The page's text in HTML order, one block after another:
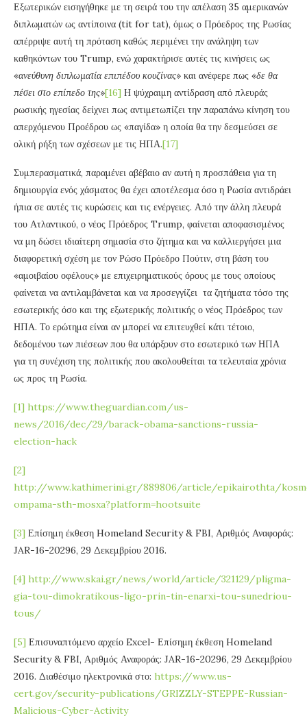
Εξωτερικών εισηγήθηκε με τη σειρά του την απέλαση 35 αμερικανών
διπλωματών ως αντίποινα (tit for tat), όμως ο Πρόεδρος της Ρωσίας
απέρριψε αυτή τη πρόταση καθώς περιμένει την ανάληψη των
καθηκόντων του Trump, ενώ χαρακτήρισε αυτές τις κινήσεις ως
«ανεύθυνη διπλωματία επιπέδου κουζίνας» και ανέφερε πως «δε θα
πέσει στο επίπεδο της»[16] Η ψύχραιμη αντίδραση από πλευράς
ρωσικής ηγεσίας δείχνει πως αντιμετωπίζει την παραπάνω κίνηση του
απερχόμενου Προέδρου ως «παγίδα» η οποία θα την δεσμεύσει σε
ολική ρήξη των σχέσεων με τις ΗΠΑ.[17]
Συμπερασματικά, παραμένει αβέβαιο αν αυτή η προσπάθεια για τη
δημιουργία ενός χάσματος θα έχει αποτέλεσμα όσο η Ρωσία αντιδράει
ήπια σε αυτές τις κυρώσεις και τις ενέργειες. Από την άλλη πλευρά
του Ατλαντικού, ο νέος Πρόεδρος Trump, φαίνεται αποφασισμένος
να μη δώσει ιδιαίτερη σημασία στο ζήτημα και να καλλιεργήσει μια
διαφορετική σχέση με τον Ρώσο Πρόεδρο Πούτιν, στη βάση του
«αμοιβαίου οφέλους» με επιχειρηματικούς όρους με τους οποίους
φαίνεται να αντιλαμβάνεται και να προσεγγίζει τα ζητήματα τόσο της
εσωτερικής όσο και της εξωτερικής πολιτικής ο νέος Πρόεδρος των
ΗΠΑ. Το ερώτημα είναι αν μπορεί να επιτευχθεί κάτι τέτοιο,
δεδομένου των πιέσεων που θα υπάρξουν στο εσωτερικό των ΗΠΑ
για τη συνέχιση της πολιτικής που ακολουθείται τα τελευταία χρόνια
ως προς τη Ρωσία.
[1] https://www.theguardian.com/us-
news/2016/dec/29/barack-obama-sanctions-russia-
election-hack
[2]
http://www.kathimerini.gr/889806/article/epikairothta/
ompama-sth-mosxa?platform=hootsuite
[3] Επίσημη έκθεση Homeland Security & FBI, Αριθμός Αναφοράς:
JAR-16-20296, 29 Δεκεμβρίου 2016.
[4] http://www.skai.gr/news/world/article/321129/pligma-
gia-tou-dimokratikous-ligo-prin-tin-enarxi-tou-sunedriou-
tous/
[5] Επισυναπτόμενο αρχείο Excel- Επίσημη έκθεση Homeland
Security & FBI, Αριθμός Αναφοράς: JAR-16-20296, 29 Δεκεμβρίου
2016. Διαθέσιμο ηλεκτρονικά στο: https://www.us-
cert.gov/security-publications/GRIZZLY-STEPPE-Russian-
Malicious-Cyber-Activity